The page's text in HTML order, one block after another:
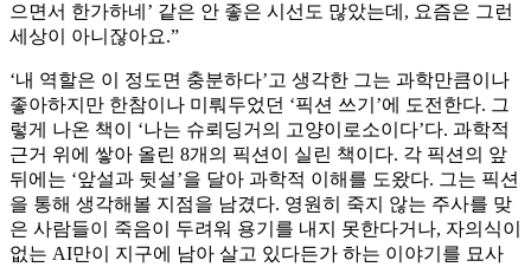
으면서 한가하네’ 같은 안 좋은 시선도 많았는데, 요즘은 그런
세상이 아니잖아요.”
‘내 역할은 이 정도면 충분하다’고 생각한 그는 과학만큼이나
좋아하지만 한참이나 미뤄두었던 ‘픽션 쓰기’에 도전한다. 그
렇게 나온 책이 ‘나는 슈뢰딩거의 고양이로소이다’다. 과학적
근거 위에 쌓아 올린 8개의 픽션이 실린 책이다. 각 픽션의 앞
뒤에는 ‘앞설과 뒷설’을 달아 과학적 이해를 도왔다. 그는 픽션
을 통해 생각해볼 지점을 남겼다. 영원히 죽지 않는 주사를 맞
은 사람들이 죽음이 두려워 용기를 내지 못한다거나, 자의식이
없는 AI만이 지구에 남아 살고 있다든가 하는 이야기를 묘사